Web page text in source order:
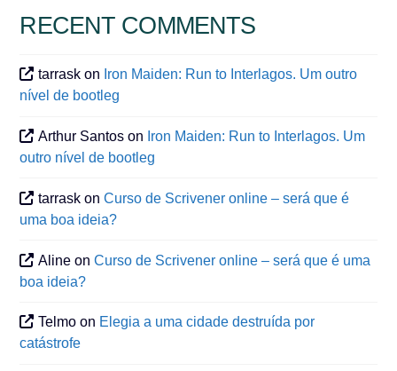
RECENT COMMENTS
tarrask on Iron Maiden: Run to Interlagos. Um outro
nível de bootleg
Arthur Santos on Iron Maiden: Run to Interlagos. Um
outro nível de bootleg
tarrask onCurso de Scrivener online – será que é
uma boa ideia?
Aline onCurso de Scrivener online – será que é uma
boa ideia?
Telmo on Elegia a uma cidade destruída por
catástrofe